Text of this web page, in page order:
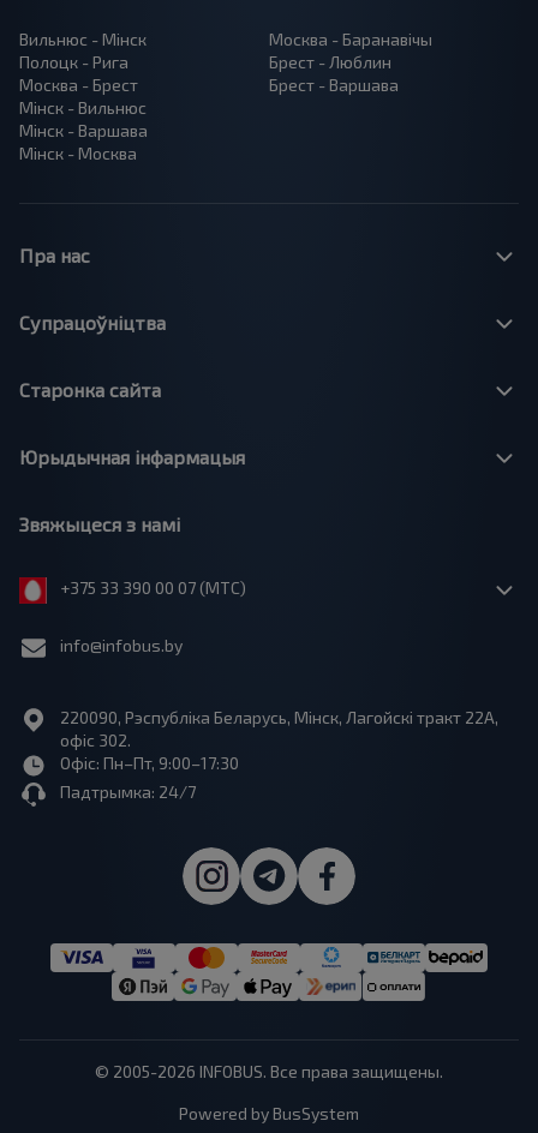
Вильнюс - Мінск
Полоцк - Рига
Москва - Брест
Мінск - Вильнюс
Мінск - Варшава
Мінск - Москва
Москва - Баранавiчы
Брест - Люблин
Брест - Варшава
Пра нас
Супрацоўніцтва
Старонка сайта
Юрыдычная інфармацыя
Звяжыцеся з намі
+375 33 390 00 07 (МТС)
info@infobus.by
220090, Рэспубліка Беларусь, Мінск, Лагойскі тракт 22A,
офіс 302.
Офіс: Пн–Пт, 9:00–17:30
Падтрымка: 24/7
© 2005-2026 INFOBUS. Все права защищены.
Powered by BusSystem